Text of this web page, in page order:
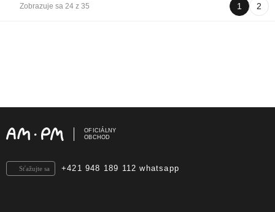
Zobrazuje sa 24 z 35 1 2
OFICIÁLNY
OBCHOD
+421 948 189 112 whatsapp
Sťažujte sa